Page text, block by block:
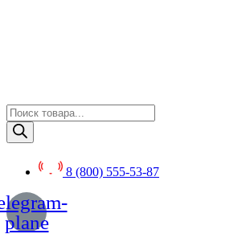
Поиск
товаров
8 (800) 555-53-87
plane